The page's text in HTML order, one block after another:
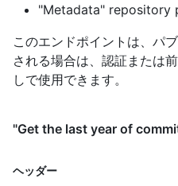
"Metadata" repository
このエンドポイントは、パ
される場合は、認証または
しで使用できます。
"Get the last year of
ヘッダー